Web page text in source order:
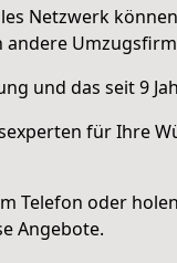
Netzwerk
und das seit 9
für Ihre
Telefon oder
Angebote.